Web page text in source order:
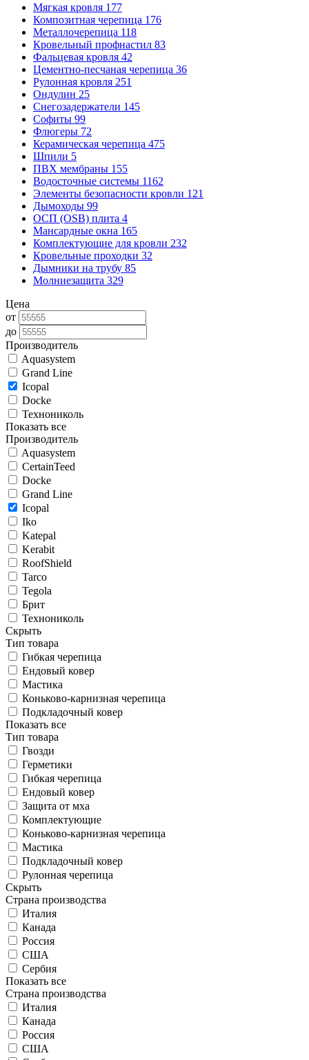
Мягкая кровля 177
Композитная черепица 176
Металлочерепица 118
Кровельный профнастил 83
Фальцевая кровля 42
Цементно-песчаная черепица 36
Рулонная кровля 251
Ондулин 25
Снегозадержатели 145
Софиты 99
Флюгеры 72
Керамическая черепица 475
Шпили 5
ПВХ мембраны 155
Водосточные системы 1162
Элементы безопасности кровли 121
Дымоходы 99
ОСП (OSB) плита 4
Мансардные окна 165
Комплектующие для кровли 232
Кровельные проходки 32
Дымники на трубу 85
Молниезащита 329
Цена
от
до
Производитель
Aquasystem
Grand Line
Icopal
Docke
Технониколь
Показать все
Производитель
Aquasystem
CertainTeed
Docke
Grand Line
Icopal
Iko
Katepal
Kerabit
RoofShield
Tarco
Tegola
Брит
Технониколь
Скрыть
Тип товара
Гибкая черепица
Ендовый ковер
Мастика
Коньково-карнизная черепица
Подкладочный ковер
Показать все
Тип товара
Гвозди
Герметики
Гибкая черепица
Ендовый ковер
Защита от мха
Комплектующие
Коньково-карнизная черепица
Мастика
Подкладочный ковер
Рулонная черепица
Скрыть
Страна производства
Италия
Канада
Россия
США
Сербия
Показать все
Страна производства
Италия
Канада
Россия
США